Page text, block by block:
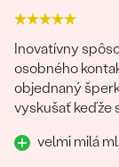
Inovatívny
osobného
objednaný
vyskušať keďže
velmi milá